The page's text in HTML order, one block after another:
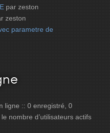
par zeston
zeston
parametre de
ligne :: 0 enregistré, 0
nombre d’utilisateurs actifs